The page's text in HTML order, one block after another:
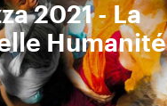
2021 - La
Humanité